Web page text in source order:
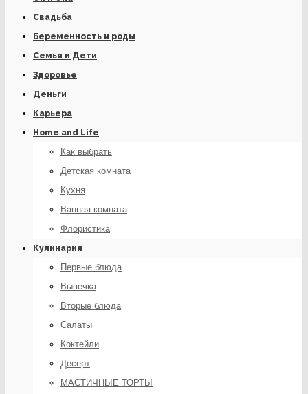
Свадьба
Беременность и роды
Семья и Дети
Здоровье
Деньги
Карьера
Home and Life
Как выбрать
Детская комната
Кухня
Ванная комната
Флористика
Кулинария
Первые блюда
Выпечка
Вторые блюда
Салаты
Коктейли
Десерт
МАСТИЧНЫЕ ТОРТЫ